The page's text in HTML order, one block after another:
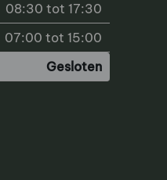
08:30 tot 17:30
07:00 tot 15:00
Gesloten